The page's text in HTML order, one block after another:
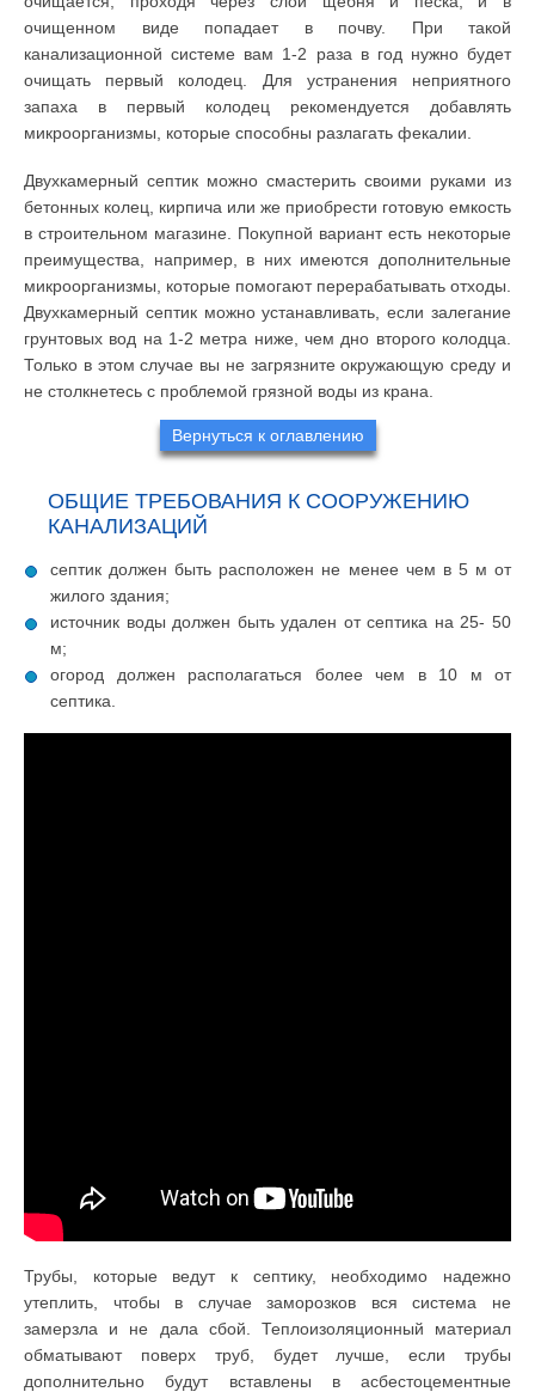
очищенном виде попадает в почву. При такой
канализационной системе вам 1-2 раза в год нужно будет
очищать первый колодец. Для устранения неприятного
запаха в первый колодец рекомендуется добавлять
микроорганизмы, которые способны разлагать фекалии.
Двухкамерный септик можно смастерить своими руками из
бетонных колец, кирпича или же приобрести готовую емкость
в строительном магазине. Покупной вариант есть некоторые
преимущества, например, в них имеются дополнительные
микроорганизмы, которые помогают перерабатывать отходы.
Двухкамерный септик можно устанавливать, если залегание
грунтовых вод на 1-2 метра ниже, чем дно второго колодца.
Только в этом случае вы не загрязните окружающую среду и
не столкнетесь с проблемой грязной воды из крана.
Вернуться к оглавлению
ОБЩИЕ ТРЕБОВАНИЯ К СООРУЖЕНИЮ
КАНАЛИЗАЦИЙ
септик должен быть расположен не менее чем в 5 м от
жилого здания;
источник воды должен быть удален от септика на 25- 50
м;
огород должен располагаться более чем в 10 м от
септика.
Трубы, которые ведут к септику, необходимо надежно
утеплить, чтобы в случае заморозков вся система не
замерзла и не дала сбой. Теплоизоляционный материал
обматывают поверх труб, будет лучше, если трубы
дополнительно будут вставлены в асбестоцементные